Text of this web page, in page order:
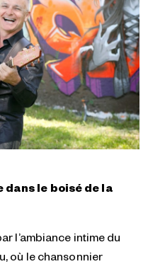
le boisé de la
l’ambiance intime du
où le chansonnier